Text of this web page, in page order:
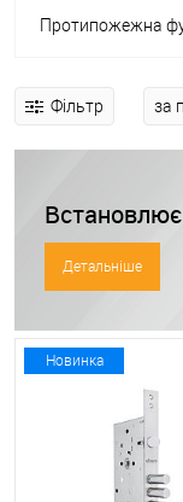
Протипожежна
Фільтр
Детальніше
Новинка